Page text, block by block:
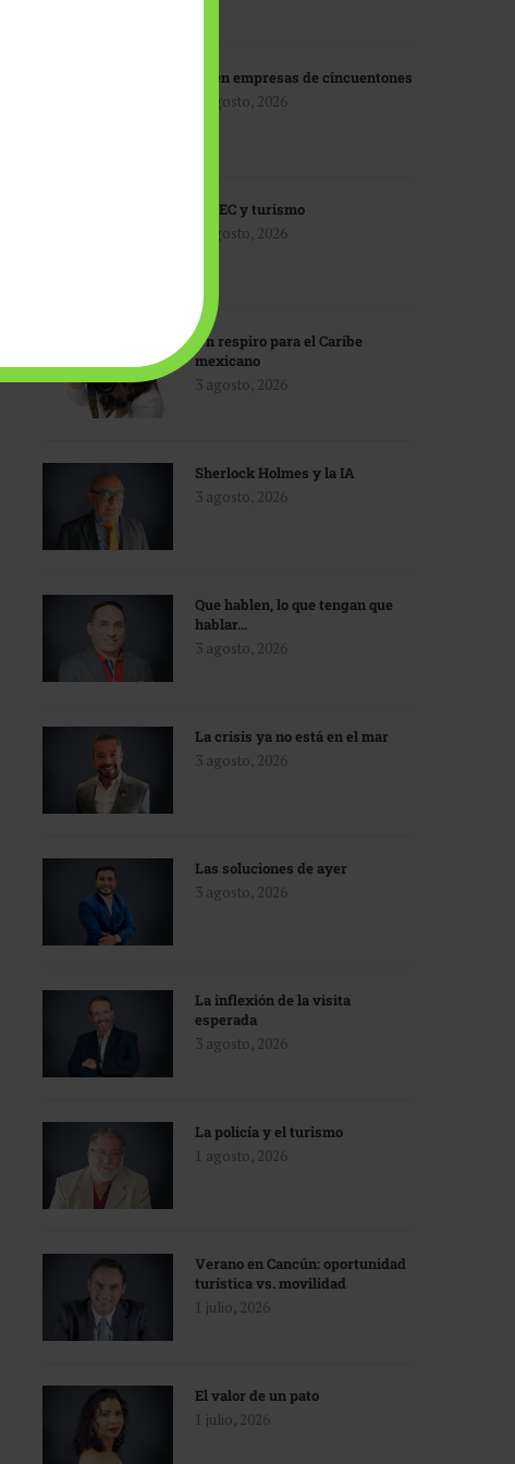
IA en empresas de cincuentones
3 agosto, 2026
TMEC y turismo
3 agosto, 2026
Un respiro para el Caribe
mexicano
3 agosto, 2026
Sherlock Holmes y la IA
3 agosto, 2026
Que hablen, lo que tengan que
hablar…
3 agosto, 2026
La crisis ya no está en el mar
3 agosto, 2026
Las soluciones de ayer
3 agosto, 2026
La inflexión de la visita
esperada
3 agosto, 2026
La policía y el turismo
1 agosto, 2026
Verano en Cancún: oportunidad
turística vs. movilidad
1 julio, 2026
El valor de un pato
1 julio, 2026